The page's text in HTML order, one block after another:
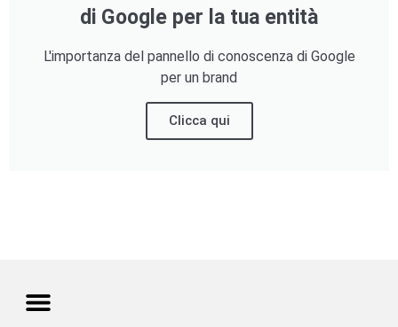
di Google per la tua entità
L'importanza del pannello di conoscenza di Google
per un brand
Clicca qui